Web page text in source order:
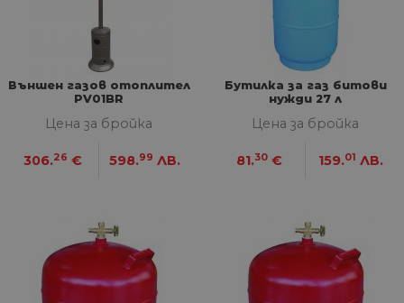
Външен газов отоплител
PV01BR
Цена за бройка
306.26 € 598.99 ЛВ.
Бутилка за газ битови
нужди 27 л
Цена за бройка
81.30 € 159.01 ЛВ.